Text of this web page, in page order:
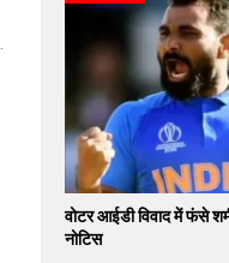
वोटर आईडी विवाद में फंसे
नोटिस